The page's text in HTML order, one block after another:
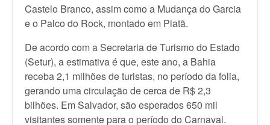
Castelo Branco, assim como a Mudança do Garcia
e o Palco do Rock, montado em Piatã.
De acordo com a Secretaria de Turismo do Estado
(Setur), a estimativa é que, este ano, a Bahia
receba 2,1 milhões de turistas, no período da folia,
gerando uma circulação de cerca de R$ 2,3
bilhões. Em Salvador, são esperados 650 mil
visitantes somente para o período do Carnaval.